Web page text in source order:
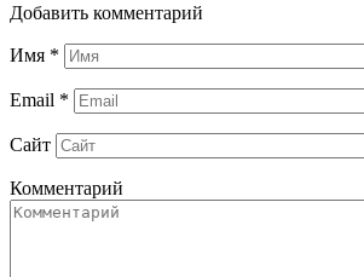
Добавить комментарий
Имя *
Email *
Сайт
Комментарий